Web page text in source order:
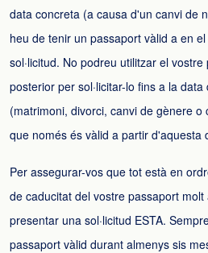
data concreta (a causa d'un canvi de
heu de tenir un passaport vàlid a en
sol·licitud. No podreu utilitzar el
posterior per sol·licitar-lo fins a la
(matrimoni, divorci, canvi de gènere
que només és vàlid a partir d'aquesta
Per assegurar-vos que tot està en
de caducitat del vostre passaport
presentar una sol·licitud ESTA.
passaport vàlid durant almenys sis